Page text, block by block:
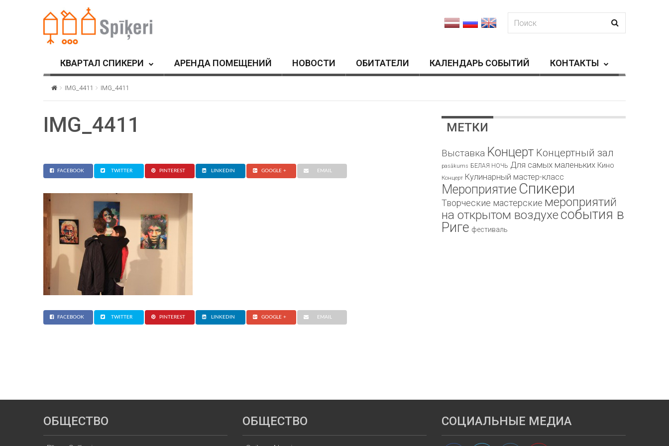
КВАРТАЛ СПИКЕРИ АРЕНДА ПОМЕЩЕНИЙ HОВОСТИ ОБИТАТЕЛИ КАЛЕНДАРЬ СОБЫТИЙ КОНТАКТЫ
IMG_4411 IMG_4411
IMG_4411
FACEBOOK TWITTER PINTEREST LINKEDIN GOOGLE + EMAIL
FACEBOOK TWITTER PINTEREST LINKEDIN GOOGLE + EMAIL
МЕТКИ
Bыставка Kонцерт Kонцертный зал
pasākums БЕЛАЯ НОЧЬ Для самых маленьких Кино
Концерт Кулинарный мастер-класс
Мероприятие Спикери
Творческие мастерские мероприятий
на открытом воздухе события в
Риге фестиваль
ОБЩЕСТВО ОБЩЕСТВО СОЦИАЛЬНЫЕ МЕДИА